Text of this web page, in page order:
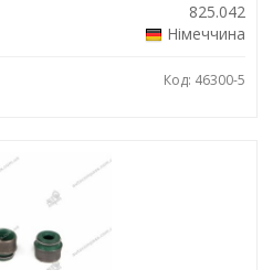
825.042
Німеччина
Код: 46300-5